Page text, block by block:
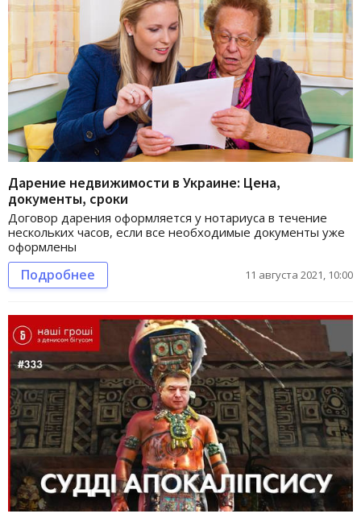
Дарение недвижимости в Украине: Цена,
документы, сроки
Договор дарения оформляется у нотариуса в течение
нескольких часов, если все необходимые документы уже
оформлены
Подробнее 11 августа 2021, 10:00